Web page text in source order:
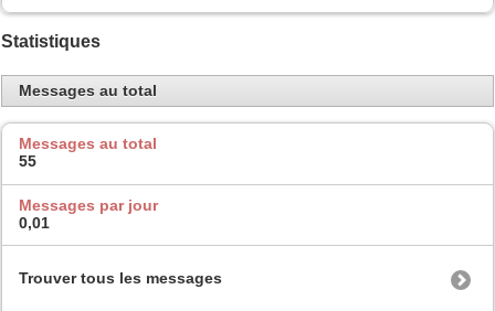
Statistiques
Messages au total
Messages au total
55
Messages par jour
0,01
Trouver tous les messages